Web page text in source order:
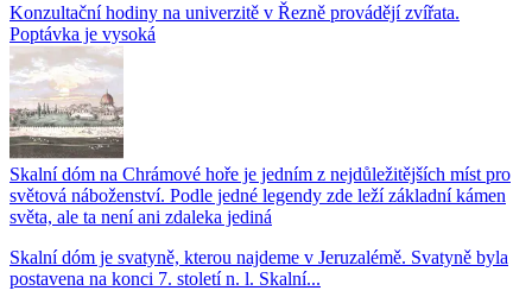
Konzultační hodiny na univerzitě v Řezně provádějí zvířata.
Poptávka je vysoká
Skalní dóm na Chrámové hoře je jedním z nejdůležitějších míst pro
světová náboženství. Podle jedné legendy zde leží základní kámen
světa, ale ta není ani zdaleka jediná
Skalní dóm je svatyně, kterou najdeme v Jeruzalémě. Svatyně byla
postavena na konci 7. století n. l. Skalní...